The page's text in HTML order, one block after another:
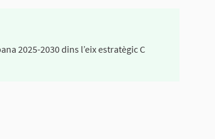
2025-2030 dins l’eix estratègic C